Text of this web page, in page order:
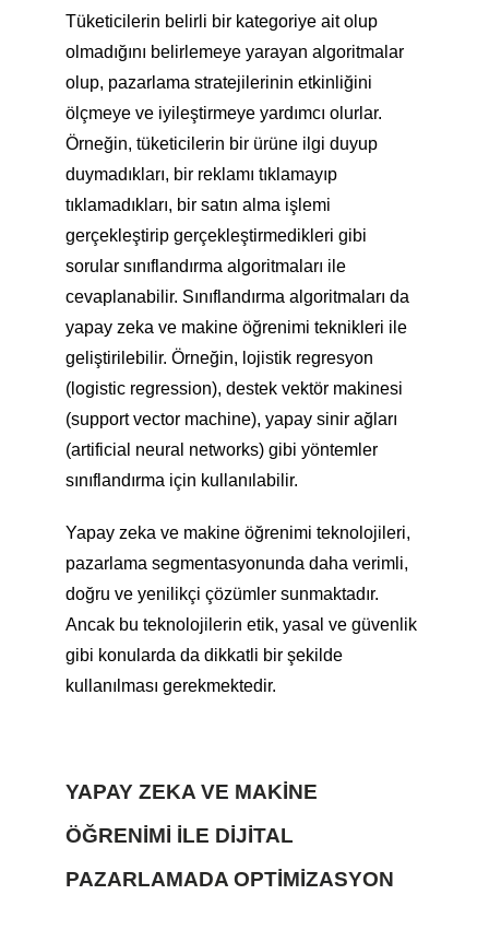
Tüketicilerin belirli bir kategoriye ait olup
olmadığını belirlemeye yarayan algoritmalar
olup, pazarlama stratejilerinin etkinliğini
ölçmeye ve iyileştirmeye yardımcı olurlar.
Örneğin, tüketicilerin bir ürüne ilgi duyup
duymadıkları, bir reklamı tıklamayıp
tıklamadıkları, bir satın alma işlemi
gerçekleştirip gerçekleştirmedikleri gibi
sorular sınıflandırma algoritmaları ile
cevaplanabilir. Sınıflandırma algoritmaları da
yapay zeka ve makine öğrenimi teknikleri ile
geliştirilebilir. Örneğin, lojistik regresyon
(logistic regression), destek vektör makinesi
(support vector machine), yapay sinir ağları
(artificial neural networks) gibi yöntemler
sınıflandırma için kullanılabilir.
Yapay zeka ve makine öğrenimi teknolojileri,
pazarlama segmentasyonunda daha verimli,
doğru ve yenilikçi çözümler sunmaktadır.
Ancak bu teknolojilerin etik, yasal ve güvenlik
gibi konularda da dikkatli bir şekilde
kullanılması gerekmektedir.
YAPAY ZEKA VE MAKINE
ÖĞRENIMI ILE DIJITAL
PAZARLAMADA OPTIMIZASYON